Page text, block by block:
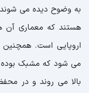
به وضوح دیده می
هستند که معماری آن
اروپایی است. همچنین
می شود که مشبک بوده
بالا می روند و در